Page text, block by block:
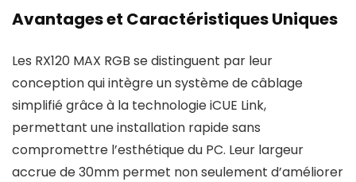
Avantages et Caractéristiques Uniques
Les RX120 MAX RGB se distinguent par leur
conception qui intègre un système de câblage
simplifié grâce à la technologie iCUE Link,
permettant une installation rapide sans
compromettre l’esthétique du PC. Leur largeur
accrue de 30mm permet non seulement d’améliorer